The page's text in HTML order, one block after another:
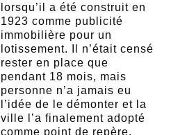
lorsqu’il a été construit en
1923 comme publicité
immobilière pour un
lotissement. Il n’était censé
rester en place que
pendant 18 mois, mais
personne n’a jamais eu
l’idée de le démonter et la
ville l’a finalement adopté
comme point de repère.